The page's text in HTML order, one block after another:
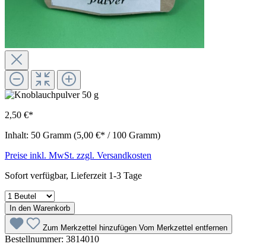
2,50 €*
Inhalt: 50 Gramm (5,00 €* / 100 Gramm)
Preise inkl. MwSt. zzgl. Versandkosten
Sofort verfügbar, Lieferzeit 1-3 Tage
In den Warenkorb
Zum Merkzettel hinzufügen Vom Merkzettel entfernen
Bestellnummer: 3814010